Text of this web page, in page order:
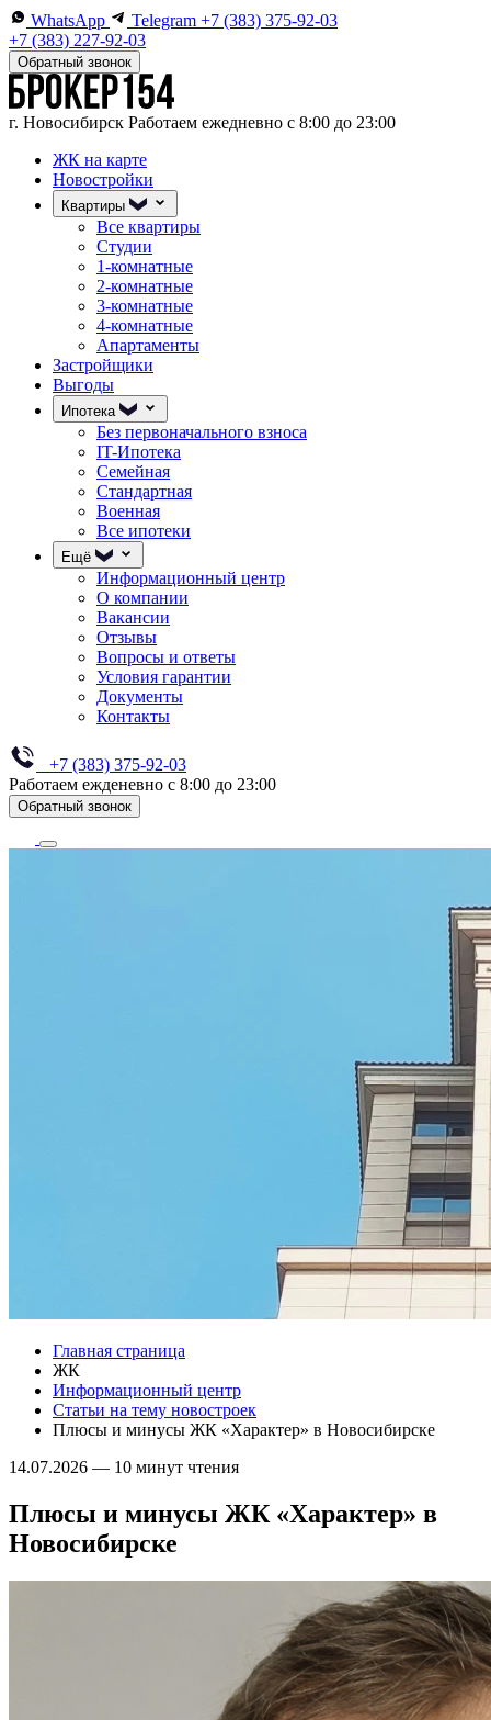
WhatsApp Telegram +7 (383) 375-92-03
+7 (383) 227-92-03
Обратный звонок
г. Новосибирск Работаем ежедневно с 8:00 до 23:00
ЖК на карте
Новостройки
Квартиры
Все квартиры
Студии
1-комнатные
2-комнатные
3-комнатные
4-комнатные
Апартаменты
Застройщики
Выгоды
Ипотека
Без первоначального взноса
IT-Ипотека
Семейная
Стандартная
Военная
Все ипотеки
Ещё
Информационный центр
О компании
Вакансии
Отзывы
Вопросы и ответы
Условия гарантии
Документы
Контакты
+7 (383) 375-92-03
Работаем ежденевно с 8:00 до 23:00
Обратный звонок
Главная страница
ЖК
Информационный центр
Статьи на тему новостроек
Плюсы и минусы ЖК «Характер» в Новосибирске
14.07.2026 — 10 минут чтения
Плюсы и минусы ЖК «Характер» в
Новосибирске